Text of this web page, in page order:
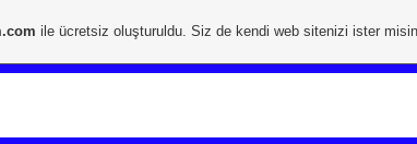
ile ücretsiz oluşturuldu. Siz de kendi web sitenizi ister